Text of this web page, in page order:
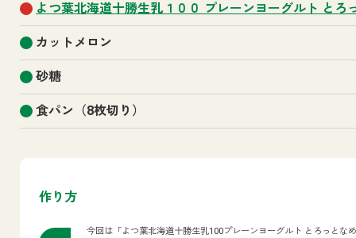
よつ葉北海道十勝生乳１００ プレーンヨーグルト とろ
カットメロン
砂糖
食パン（8枚切り）
作り方
今回は「よつ葉北海道十勝生乳100プレーンヨーグルト とろっとな